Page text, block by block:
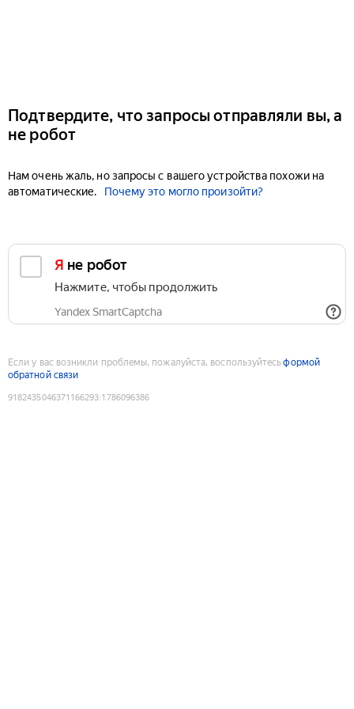
Подтвердите, что запросы отправляли вы, а
не робот
Нам очень жаль, но запросы с вашего устройства похожи на
автоматические.
Почему это могло произойти?
Я не робот
Нажмите, чтобы продолжить
Yandex SmartCaptcha
Если у вас возникли проблемы, пожалуйста, воспользуйтесьформой
обратной связи
9182435046371166293:1786096386